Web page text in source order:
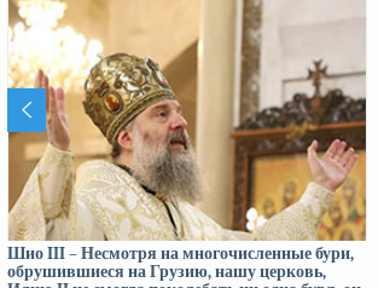
Шио III – Несмотря на многочисленные бури,
обрушившиеся на Грузию, нашу церковь,